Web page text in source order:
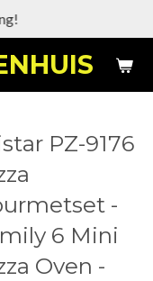
PZ-9176
-
6 Mini
Oven -